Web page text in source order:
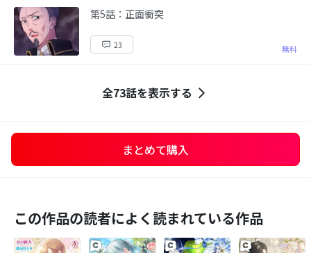
第5話：正面衝突
23 無料
全73話を表示する
まとめて購入
この作品の読者によく読まれている作品